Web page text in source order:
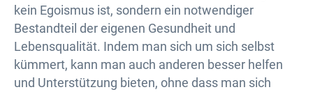
kein Egoismus ist, sondern ein notwendiger
Bestandteil der eigenen Gesundheit und
Lebensqualität. Indem man sich um sich selbst
kümmert, kann man auch anderen besser helfen
und Unterstützung bieten, ohne dass man sich